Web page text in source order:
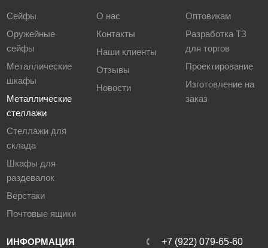
Сейфы
Оружейные
сейфы
Металлические
шкафы
Металлические
стеллажи
Стеллажи для
склада
Шкафы для
раздевалок
Верстаки
Почтовые ящики
О нас
Контакты
Наши клиенты
Отзывы
Новости
Оптовикам
Разработка ТЗ
для торгов
Проектирование
Изготовление на
заказ
ИНФОРМАЦИЯ ‪+7 (922) 079-65-60‬